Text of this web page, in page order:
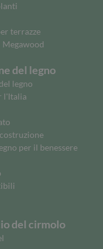
terrazze
del legno
legno
l'Italia
per il benessere
del cirmolo